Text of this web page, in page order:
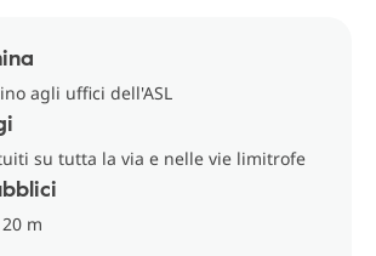
agli uffici dell'ASL
su tutta la via e nelle vie limitrofe
m